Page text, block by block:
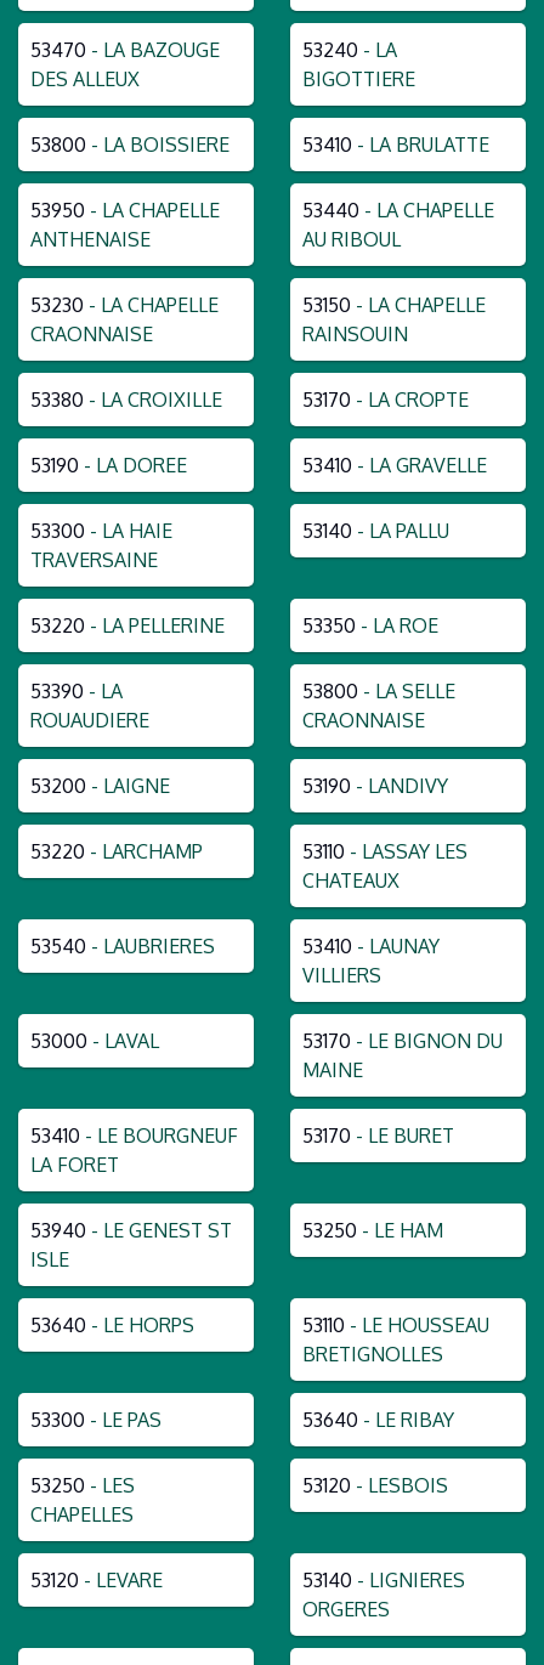
53470 - LA BAZOUGE
DES ALLEUX
53240 - LA
BIGOTTIERE
53800 - LA BOISSIERE 53410 - LA BRULATTE
53950 - LA CHAPELLE
ANTHENAISE
53440 - LA CHAPELLE
AU RIBOUL
53230 - LA CHAPELLE
CRAONNAISE
53150 - LA CHAPELLE
RAINSOUIN
53380 - LA CROIXILLE 53170 - LA CROPTE
53190 - LA DOREE 53410 - LA GRAVELLE
53300 - LA HAIE
TRAVERSAINE
53140 - LA PALLU
53220 - LA PELLERINE 53350 - LA ROE
53390 - LA
ROUAUDIERE
53800 - LA SELLE
CRAONNAISE
53200 - LAIGNE 53190 - LANDIVY
53220 - LARCHAMP 53110 - LASSAY LES
CHATEAUX
53540 - LAUBRIERES 53410 - LAUNAY
VILLIERS
53000 - LAVAL 53170 - LE BIGNON DU
MAINE
53410 - LE BOURGNEUF
LA FORET
53170 - LE BURET
53940 - LE GENEST ST
ISLE
53250 - LE HAM
53640 - LE HORPS 53110 - LE HOUSSEAU
BRETIGNOLLES
53300 - LE PAS 53640 - LE RIBAY
53250 - LES
CHAPELLES
53120 - LESBOIS
53120 - LEVARE 53140 - LIGNIERES
ORGERES